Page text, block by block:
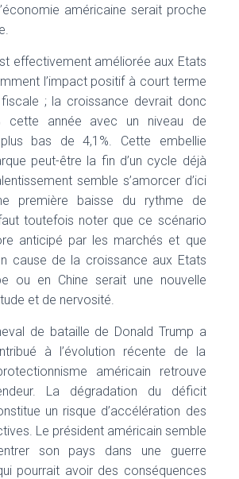
américaine serait proche
effectivement améliorée aux Etats
l’impact positif à court terme
; la croissance devrait donc
cette année avec un niveau de
bas de 4,1%. Cette embellie
peut-être la fin d’un cycle déjà
semble s’amorcer d’ici
première baisse du rythme de
toutefois noter que ce scénario
anticipé par les marchés et que
cause de la croissance aux Etats
ou en Chine serait une nouvelle
et de nervosité.
de bataille de Donald Trump a
à l’évolution récente de la
américain retrouve
La dégradation du déficit
un risque d’accélération des
Le président américain semble
son pays dans une guerre
pourrait avoir des conséquences